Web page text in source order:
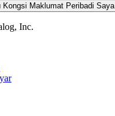
Kongsi Maklumat Peribadi Saya
Inc.